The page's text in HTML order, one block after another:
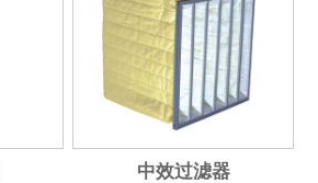
中效过滤器